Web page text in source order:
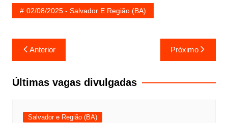
02/08/2025 - Salvador E Região (BA)
Navegação
de
Post
Anterior Próximo
Últimas vagas divulgadas
Salvador e Região (BA)